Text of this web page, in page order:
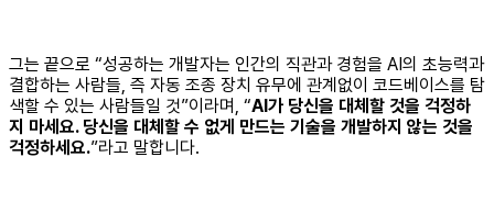
그는 끝으로 “성공하는 개발자는 인간의 직관과 경험을 AI의 초능력과
결합하는 사람들, 즉 자동 조종 장치 유무에 관계없이 코드베이스를 탐
색할 수 있는 사람들일 것”이라며, “AI가 당신을 대체할 것을 걱정하
지 마세요. 당신을 대체할 수 없게 만드는 기술을 개발하지 않는 것을
걱정하세요.”라고 말합니다.